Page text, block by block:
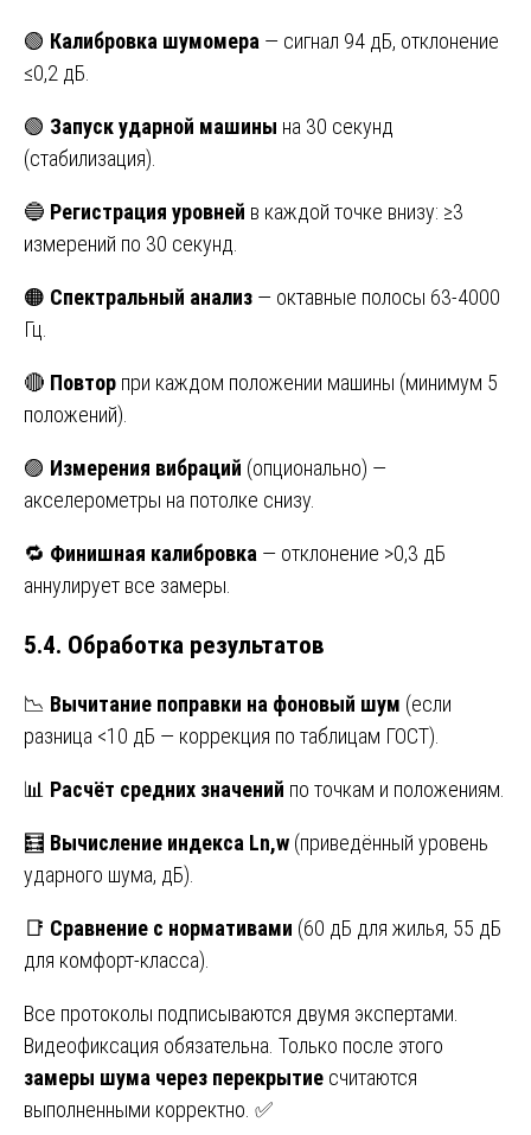
🟢 Калибровка шумомера — сигнал 94 дБ, отклонение
≤0,2 дБ.
🟢 Запуск ударной машины на 30 секунд
(стабилизация).
🔵 Регистрация уровней в каждой точке внизу: ≥3
измерений по 30 секунд.
🟠 Спектральный анализ — октавные полосы 63-4000
Гц.
🔴 Повтор при каждом положении машины (минимум 5
положений).
🟣 Измерения вибраций (опционально) —
акселерометры на потолке снизу.
🔁 Финишная калибровка — отклонение >0,3 дБ
аннулирует все замеры.
5.4. Обработка результатов
📉 Вычитание поправки на фоновый шум (если
разница <10 дБ — коррекция по таблицам ГОСТ).
📊 Расчёт средних значений по точкам и положениям.
🧮 Вычисление индекса Ln,w (приведённый уровень
ударного шума, дБ).
📑 Сравнение с нормативами (60 дБ для жилья, 55 дБ
для комфорт-класса).
Все протоколы подписываются двумя экспертами.
Видеофиксация обязательна. Только после этого
замеры шума через перекрытие считаются
выполненными корректно. ✅